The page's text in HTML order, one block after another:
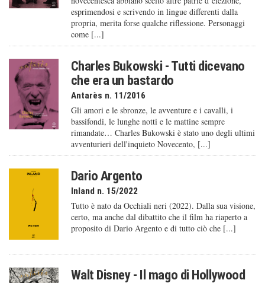
esprimendosi e scrivendo in lingue differenti dalla
propria, merita forse qualche riflessione. Personaggi
come [...]
Charles Bukowski - Tutti dicevano
che era un bastardo
Antarès n. 11/2016
Gli amori e le sbronze, le avventure e i cavalli, i
bassifondi, le lunghe notti e le mattine sempre
rimandate… Charles Bukowski è stato uno degli ultimi
avventurieri dell'inquieto Novecento, [...]
Dario Argento
Inland n. 15/2022
Tutto è nato da Occhiali neri (2022). Dalla sua visione,
certo, ma anche dal dibattito che il film ha riaperto a
proposito di Dario Argento e di tutto ciò che [...]
Walt Disney - Il mago di Hollywood